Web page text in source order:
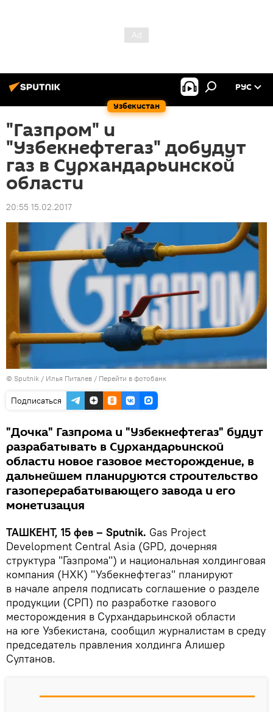
Узбекистан
РУС
"Газпром" и
"Узбекнефтегаз" добудут
газ в Сурхандарьинской
области
20:55 15.02.2017
© Sputnik / Илья Питалев / Перейти в фотобанк
Подписаться
"Дочка" Газпрома и "Узбекнефтегаз" будут
разрабатывать в Сурхандарьинской
области новое газовое месторождение, в
дальнейшем планируются строительство
газоперерабатывающего завода и его
монетизация
ТАШКЕНТ, 15 фев – Sputnik. Gas Project
Development Central Asia (GPD, дочерняя
структура "Газпрома") и национальная холдинговая
компания (НХК) "Узбекнефтегаз" планируют
в начале апреля подписать соглашение о разделе
продукции (СРП) по разработке газового
месторождения в Сурхандарьинской области
на юге Узбекистана, сообщил журналистам в среду
председатель правления холдинга Алишер
Султанов.